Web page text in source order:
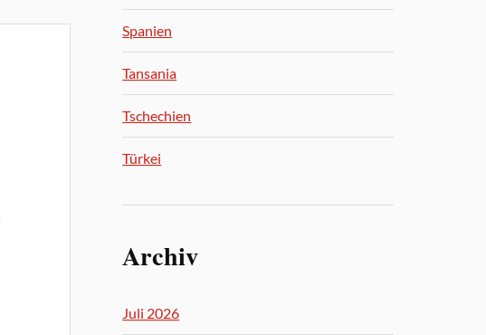
Spanien
Tansania
Tschechien
Türkei
Archiv
Juli 2026